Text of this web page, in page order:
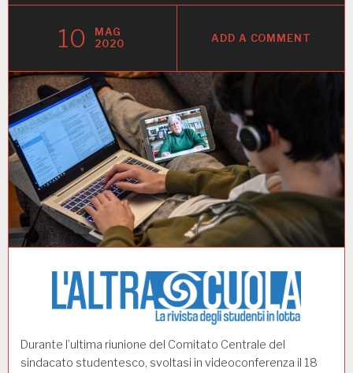
10
MAG
2020
ADD A COMMENT
Durante l’ultima riunione del Comitato Centrale del
sindacato studentesco, svoltasi in videoconferenza il 18